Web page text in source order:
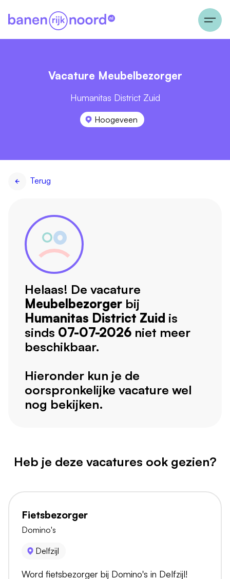
Vacature Meubelbezorger
Humanitas District Zuid
Hoogeveen
Terug
Helaas! De vacature
Meubelbezorger bij
Humanitas District Zuid is
sinds 07-07-2026 niet meer
beschikbaar.
Hieronder kun je de
oorspronkelijke vacature wel
nog bekijken.
Heb je deze vacatures ook gezien?
Fietsbezorger
Domino's
Delfzijl
Word fietsbezorger bij Domino's in Delfzijl!